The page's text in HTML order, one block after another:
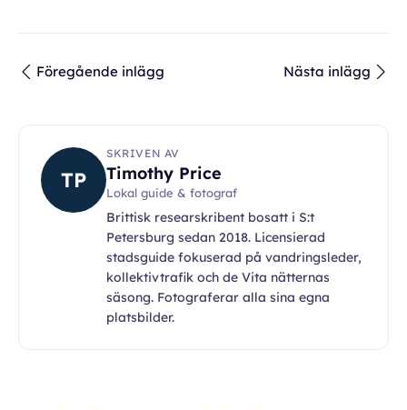
Föregående inlägg Nästa inlägg
TP
SKRIVEN AV
Timothy Price
Lokal guide & fotograf
Brittisk researskribent bosatt i S:t
Petersburg sedan 2018. Licensierad
stadsguide fokuserad på vandringsleder,
kollektivtrafik och de Vita nätternas
säsong. Fotograferar alla sina egna
platsbilder.